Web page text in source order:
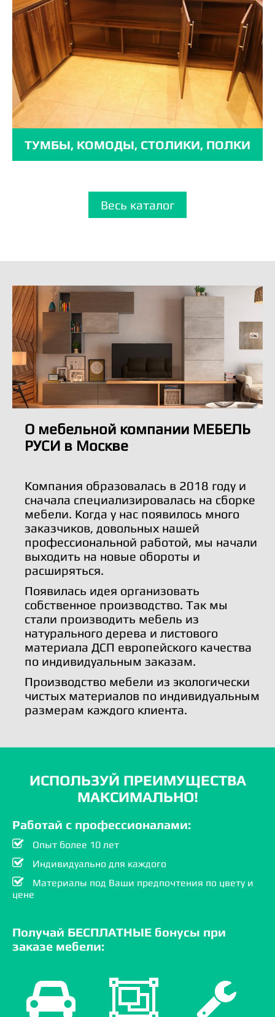
ТУМБЫ, КОМОДЫ, СТОЛИКИ, ПОЛКИ
Весь каталог
О мебельной компании МЕБЕЛЬ
РУСИ в Москве
Компания образовалась в 2018 году и
сначала специализировалась на сборке
мебели. Когда у нас появилось много
заказчиков, довольных нашей
профессиональной работой, мы начали
выходить на новые обороты и
расширяться.
Появилась идея организовать
собственное производство. Так мы
стали производить мебель из
натурального дерева и листового
материала ДСП европейского качества
по индивидуальным заказам.
Производство мебели из экологически
чистых материалов по индивидуальным
размерам каждого клиента.
ИСПОЛЬЗУЙ ПРЕИМУЩЕСТВА
МАКСИМАЛЬНО!
Работай с профессионалами:
Опыт более 10 лет
Индивидуально для каждого
Материалы под Ваши предпочтения по цвету и
цене
Получай БЕСПЛАТНЫЕ бонусы при
заказе мебели: